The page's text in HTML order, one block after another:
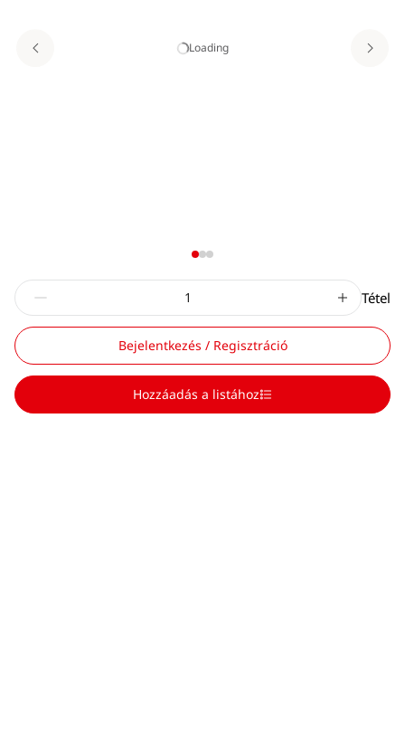
Loading
Tétel
Bejelentkezés / Regisztráció
Hozzáadás a listához